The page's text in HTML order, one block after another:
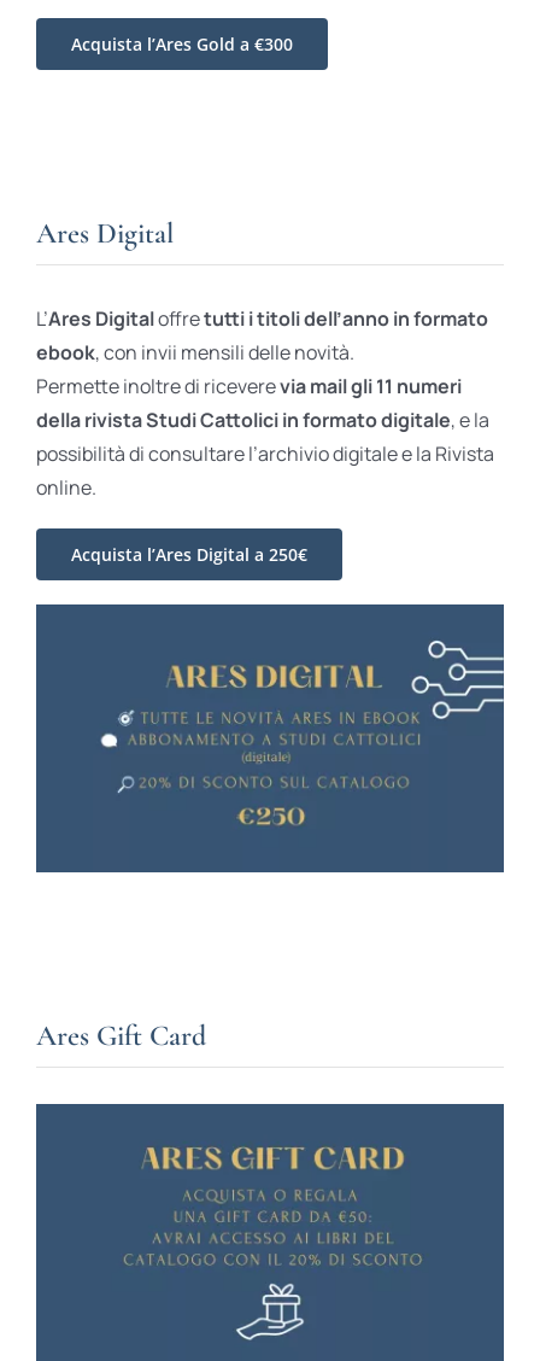
Acquista l’Ares Gold a €300
Ares Digital
L’Ares Digitaloffretutti i titoli dell’anno in formato
ebook, con invii mensili delle novità.
Permette inoltre di riceverevia mail gli 11 numeri
della rivista Studi Cattolici in formato digitale, e la
possibilità di consultare l’archivio digitale e la Rivista
online.
Acquista l’Ares Digital a 250€
Ares Gift Card